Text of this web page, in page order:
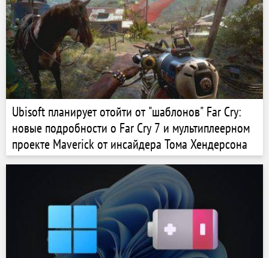
Ubisoft планирует отойти от "шаблонов" Far Cry:
новые подробности о Far Cry 7 и мультиплеерном
проекте Maverick от инсайдера Тома Хендерсона